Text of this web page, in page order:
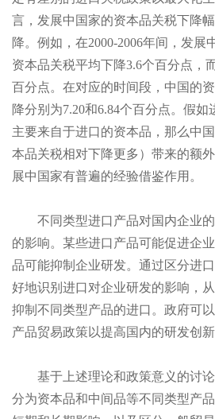
言，发展中国家的资本品关税下降
降。例如，在2000-2006年间，发展
资本品关税平均下降3.6个百分点，
百分点。在对应的时间段，中国的
降分别为7.20和6.84个百分点。假
主要来自于进口的资本品，那么中
本品关税相对下降更多）带来的额
展中国家有普遍的经验借鉴作用。
不同类型进口产品对国内企业的
的影响。某些进口产品可能促进企
品可能抑制企业研发。通过区分进
好地识别进口对企业研发的影响，
抑制不同类型产品的进口。政府可
产品贸易政策以提高国内的研发创新
基于上述理论和政策意义的讨论
分为资本品和中间品等不同类型产